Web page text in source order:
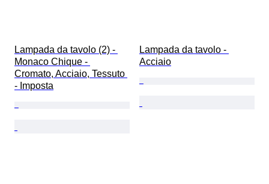
Lampada da tavolo (2) -
Monaco Chique -
Cromato, Acciaio, Tessuto
- Imposta
Lampada da tavolo -
Acciaio